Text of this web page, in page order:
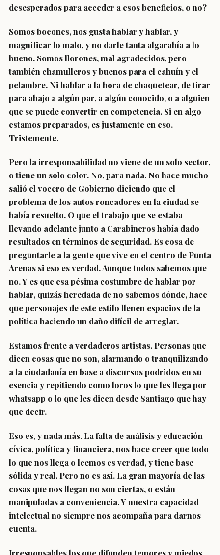
desesperados para acceder a esos beneficios, o no?
Somos bocones, nos gusta hablar y hablar, y
magnificar lo malo, y no darle tanta algarabía a lo
bueno. Somos llorones, mal agradecidos, pero
también chamulleros y buenos para el cahuín y el
pelambre. Ni hablar a la hora de chaquetear, de tirar
para abajo a algún par, a algún conocido, o a alguien
que se puede convertir en competencia. Si en algo
estamos preparados, es justamente en eso.
Tristemente.
Pero la irresponsabilidad no viene de un solo sector,
o tiene un solo color. No, para nada. No hace mucho
salió el vocero de Gobierno diciendo que el
problema de los autos roncadores en la ciudad se
había resuelto. O que el trabajo que se estaba
llevando adelante junto a Carabineros había dado
resultados en términos de seguridad. Es cosa de
preguntarle a la gente que vive en el centro de Punta
Arenas si eso es verdad. Aunque todos sabemos que
no. Y es que esa pésima costumbre de hablar por
hablar, quizás heredada de no sabemos dónde, hace
que personajes de este estilo llenen espacios de la
política haciendo un daño difícil de arreglar.
Estamos frente a verdaderos artistas. Personas que
dicen cosas que no son, alarmando o tranquilizando
a la ciudadanía en base a discursos podridos en su
esencia y repitiendo como loros lo que les llega por
whatsapp o lo que les dicen desde Santiago que hay
que decir.
Eso es, y nada más. La falta de análisis y educación
cívica, política y financiera, nos hace creer que todo
lo que nos llega o leemos es verdad, y tiene base
sólida y real. Pero no es así. La gran mayoría de las
cosas que nos llegan no son ciertas, o están
manipuladas a conveniencia. Y nuestra capacidad
intelectual no siempre nos acompaña para darnos
cuenta.
Irresponsables los que difunden temores y miedos,